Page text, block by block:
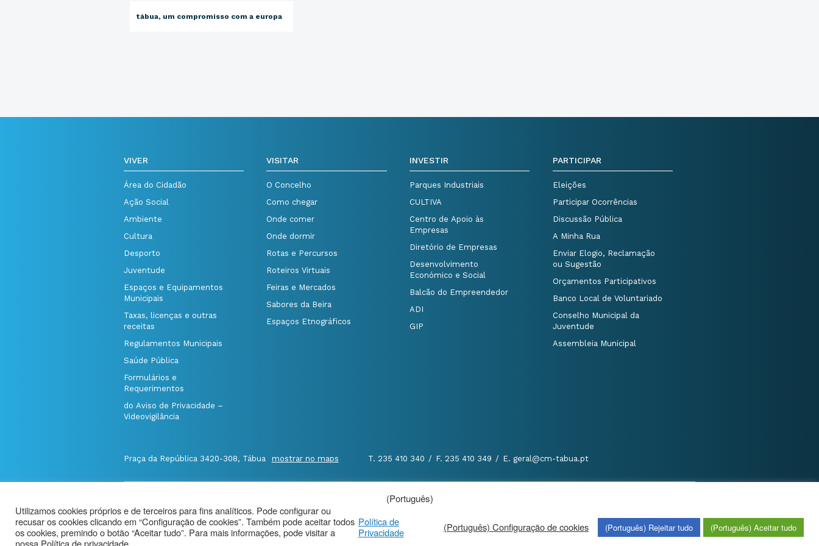
tábua, um compromisso com a europa
VIVER
Área do Cidadão
Ação Social
Ambiente
Cultura
Desporto
Juventude
Espaços e Equipamentos
Municipais
Taxas, licenças e outras
receitas
Regulamentos Municipais
Saúde Pública
Formulários e
Requerimentos
do Aviso de Privacidade –
Videovigilância
VISITAR
O Concelho
Como chegar
Onde comer
Onde dormir
Rotas e Percursos
Roteiros Virtuais
Feiras e Mercados
Sabores da Beira
Espaços Etnográficos
INVESTIR
Parques Industriais
CULTIVA
Centro de Apoio às
Empresas
Diretório de Empresas
Desenvolvimento
Económico e Social
Balcão do Empreendedor
ADI
GIP
PARTICIPAR
Eleições
Participar Ocorrências
Discussão Pública
A Minha Rua
Enviar Elogio, Reclamação
ou Sugestão
Orçamentos Participativos
Banco Local de Voluntariado
Conselho Municipal da
Juventude
Assembleia Municipal
Praça da República 3420-308, Tábua mostrar no maps T. 235 410 340 / F. 235 410 349 / E. geral@cm-tabua.pt
Politica de Privacidade
|
Aviso de Privacidade - Videovigilância
(Português)
Utilizamos cookies próprios e de terceiros para fins analíticos. Pode configurar ou
recusar os cookies clicando em “Configuração de cookies”. Também pode aceitar todos
os cookies, premindo o botão “Aceitar tudo”. Para mais informações, pode visitar a
nossa Política de privacidade.
Política de
Privacidade
(Português) Configuração de cookies (Português) Rejeitar tudo (Português) Aceitar tudo